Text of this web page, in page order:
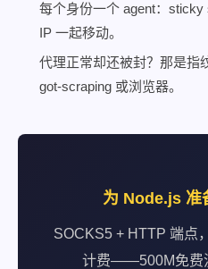
每个身份一个 agent：
IP 一起移动。
代理正常却还被封？那是
got-scraping 或浏览器。
为 Node.js 准
SOCKS5 + HTTP 端点
计费——500M免费